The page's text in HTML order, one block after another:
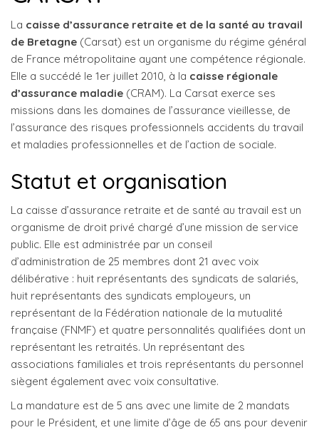
La caisse d’assurance retraite et de la santé au travail
de Bretagne (Carsat) est un organisme du régime général
de France métropolitaine ayant une compétence régionale.
Elle a succédé le 1er juillet 2010, à la caisse régionale
d’assurance maladie (CRAM). La Carsat exerce ses
missions dans les domaines de l’assurance vieillesse, de
l’assurance des risques professionnels accidents du travail
et maladies professionnelles et de l’action de sociale.
Statut et organisation
La caisse d’assurance retraite et de santé au travail est un
organisme de droit privé chargé d’une mission de service
public. Elle est administrée par un conseil
d’administration de 25 membres dont 21 avec voix
délibérative : huit représentants des syndicats de salariés,
huit représentants des syndicats employeurs, un
représentant de la Fédération nationale de la mutualité
française (FNMF) et quatre personnalités qualifiées dont un
représentant les retraités. Un représentant des
associations familiales et trois représentants du personnel
siègent également avec voix consultative.
La mandature est de 5 ans avec une limite de 2 mandats
pour le Président, et une limite d’âge de 65 ans pour devenir